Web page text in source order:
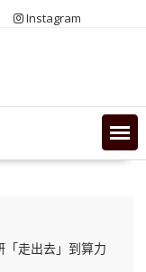
Instagram
走出去」到算力